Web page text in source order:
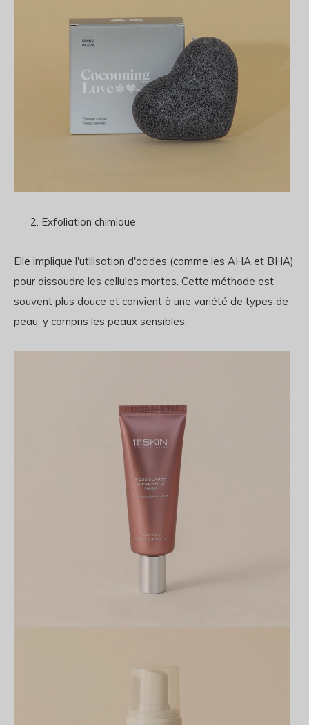
Exfoliation chimique
Elle implique l'utilisation d'acides (comme les AHA et BHA)
pour dissoudre les cellules mortes. Cette méthode est
souvent plus douce et convient à une variété de types de
peau, y compris les peaux sensibles.